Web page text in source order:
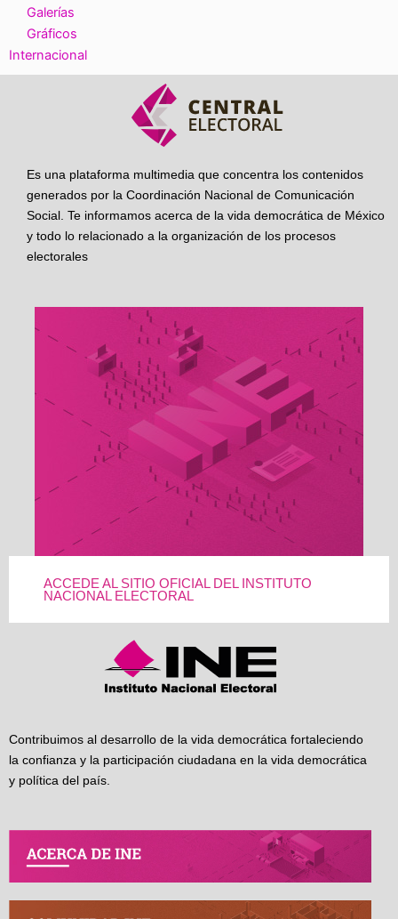
Galerías
Gráficos
Internacional
Es una plataforma multimedia que concentra los contenidos
generados por la Coordinación Nacional de Comunicación
Social. Te informamos acerca de la vida democrática de México
y todo lo relacionado a la organización de los procesos
electorales
ACCEDE AL SITIO OFICIAL DEL INSTITUTO
NACIONAL ELECTORAL
Contribuimos al desarrollo de la vida democrática fortaleciendo
la confianza y la participación ciudadana en la vida democrática
y política del país.